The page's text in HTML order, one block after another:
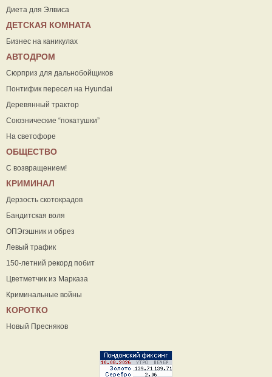
Диета для Элвиса
ДЕТСКАЯ КОМНАТА
Бизнес на каникулах
АВТОДРОМ
Сюрприз для дальнобойщиков
Понтифик пересел на Hyundai
Деревянный трактор
Союзнические “покатушки”
На светофоре
ОБЩЕСТВО
С возвращением!
КРИМИНАЛ
Дерзость скотокрадов
Бандитская воля
ОПЭгэшник и обрез
Левый трафик
150-летний рекорд побит
Цветметчик из Марказа
Криминальные войны
КОРОТКО
Новый Пресняков